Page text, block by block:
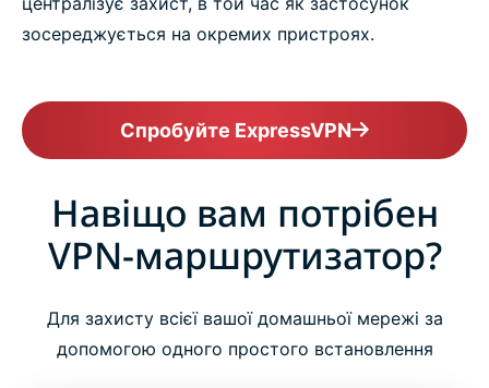
зосереджується на окремих пристроях.
Спробуйте ExpressVPN
Навіщо вам потрібен
VPN-маршрутизатор?
Для захисту всієї вашої домашньої мережі за
допомогою одного простого встановлення